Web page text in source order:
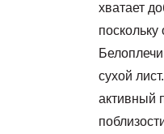
хватает
сухой
активный